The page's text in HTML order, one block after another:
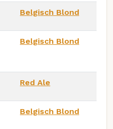
Belgisch Blond
Belgisch Blond
Red Ale
Belgisch Blond